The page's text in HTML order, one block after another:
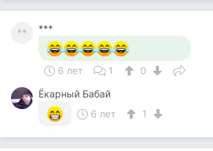
** ***
6 лет 1
0
Ёкарный Бабай
6 лет
1